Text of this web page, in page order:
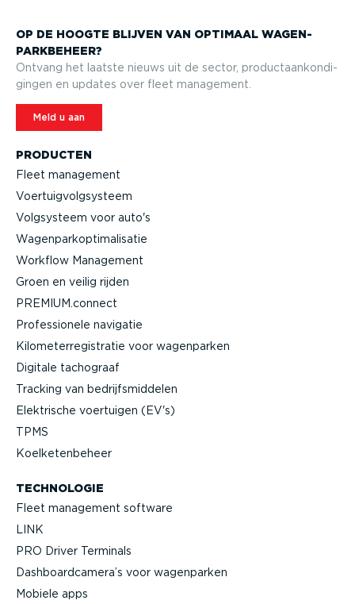
PRODUCTEN
Fleet management
Voertuig­volg­systeem
Volgsysteem voor auto's
Wagen­par­kop­ti­ma­li­satie
Workflow Management
Groen en veilig rijden
PREMIUM.connect
Profes­si­onele navigatie
Kilome­ter­re­gi­stratie voor wagenparken
Digitale tachograaf
Tracking van bedrijfs­mid­delen
Elektrische voertuigen (EV's)
TPMS
Koelke­ten­beheer
TECHNOLOGIE
Fleet management software
LINK
PRO Driver Terminals
Dashboard­camera’s voor wagenparken
Mobiele apps
OP DE HOOGTE BLIJVEN VAN OPTIMAAL WAGEN­
PARK­BEHEER?
Ontvang het laatste nieuws uit de sector, product­aan­kon­di­
gingen en updates over fleet management.
Meld u aan